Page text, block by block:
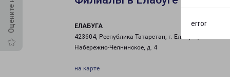
error
ЕЛАБУГА
423604, Республика Татарстан, г. Елабуга, ш.
Набережно-Челнинское, д. 4
на карте